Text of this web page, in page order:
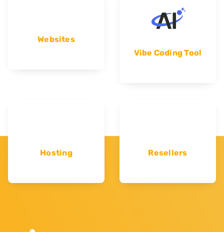
Websites
Vibe Coding Tool
Hosting Resellers